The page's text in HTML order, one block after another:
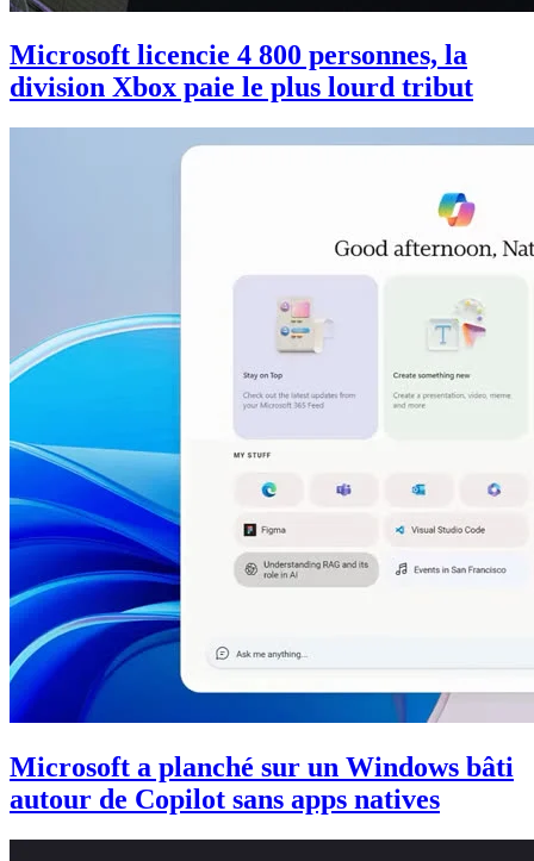
Microsoft licencie 4 800 personnes, la
division Xbox paie le plus lourd tribut
Microsoft a planché sur un Windows bâti
autour de Copilot sans apps natives